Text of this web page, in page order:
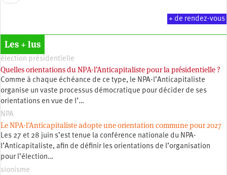
précédente
+ de rendez-vous
Les + lus
élection présidentielle
Quelles orientations du NPA-l’Anticapitaliste pour la présidentielle ?
Comme à chaque échéance de ce type, le NPA-l’Anticapitaliste
organise un vaste processus démocratique pour décider de ses
orientations en vue de l’…
NPA
Le NPA-l’Anticapitaliste adopte une orientation commune pour 2027
Les 27 et 28 juin s’est tenue la conférence nationale du NPA-
l’Anticapitaliste, afin de définir les orientations de l’organisation
pour l’élection…
sionisme